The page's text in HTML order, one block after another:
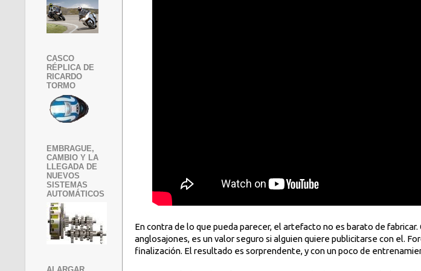
En contra de lo que pueda parecer, el artefacto no es barato de
anglosajones, es un valor seguro si alguien quiere publicitarse con el.
finalización. El resultado es sorprendente, y con un poco de
CASCO
RÉPLICA DE
RICARDO
TORMO
EMBRAGUE,
CAMBIO Y LA
LLEGADA DE
NUEVOS
SISTEMAS
AUTOMÁTICOS